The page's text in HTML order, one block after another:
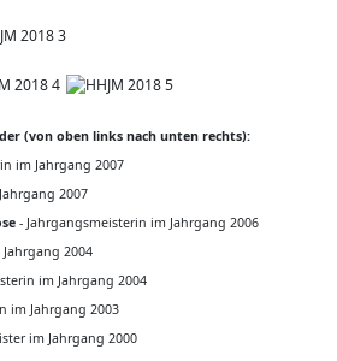
(von oben links nach unten rechts):
im Jahrgang 2007
2007
- Jahrgangsmeisterin im Jahrgang 2006
Jahrgang 2004
im Jahrgang 2004
im Jahrgang 2003
im Jahrgang 2000